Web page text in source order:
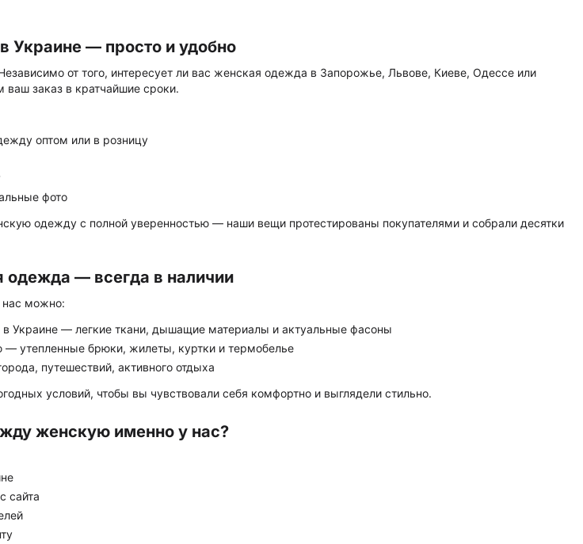
Украине — просто и удобно
от того, интересует ли вас женская одежда в Запорожье, Львове, Киеве, Одессе или
заказ в кратчайшие сроки.
оптом или в розницу
фото
одежду с полной уверенностью — наши вещи протестированы покупателями и собрали десятки
одежда — всегда в наличии
нас можно:
Украине — легкие ткани, дышащие материалы и актуальные фасоны
утепленные брюки, жилеты, куртки и термобелье
путешествий, активного отдыха
условий, чтобы вы чувствовали себя комфортно и выглядели стильно.
женскую именно у нас?
сайта